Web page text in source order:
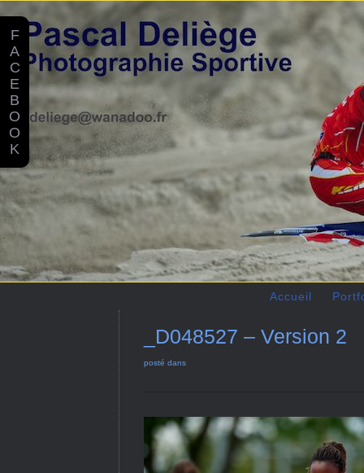
Accueil
_D048527 – Version 2
posté dans
F
A
C
E
B
O
O
K